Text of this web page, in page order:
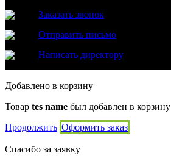
Заказать звонок
Отправить письмо
Написать директору
Добавлено в корзину
Товар tes name был добавлен в корзину
Продолжить Оформить заказ
Спасибо за заявку